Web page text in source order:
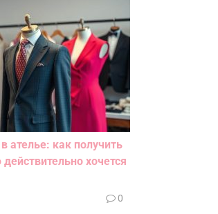
ателье: как получить
хочется
0